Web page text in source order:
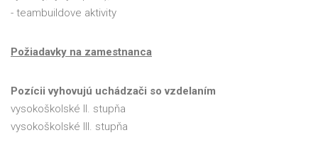
- teambuildove aktivity
Požiadavky na zamestnanca
Pozícii vyhovujú uchádzači so vzdelaním
vysokoškolské II. stupňa
vysokoškolské III. stupňa